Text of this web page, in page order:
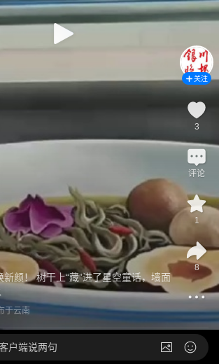
颜！ 树干上“藏”进了星空童话，墙面
于云南
关注
3
评论
1
8
户端说两句